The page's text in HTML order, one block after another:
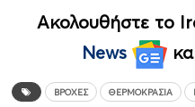
Ακολουθήστε το
News
ΒΡΟΧΈΣ ΘΕΡΜΟΚΡΑΣΊΑ